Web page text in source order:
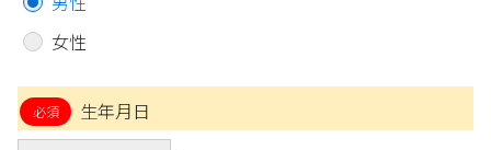
女性
生年月日